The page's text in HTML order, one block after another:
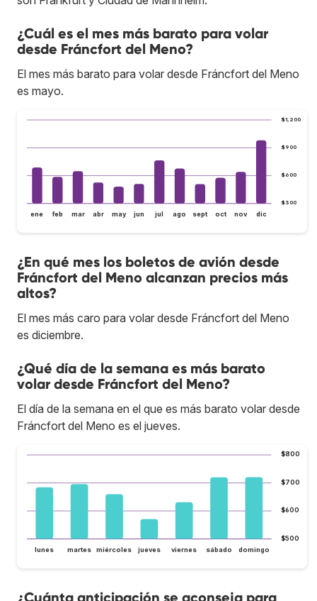
¿Cuál es el mes más barato para volar
desde Fráncfort del Meno?
El mes más barato para volar desde Fráncfort del Meno
es mayo.
$300
$600
$900
$1,200
ene feb mar abr may jun jul ago sept oct nov dic
¿En qué mes los boletos de avión desde
Fráncfort del Meno alcanzan precios más
altos?
El mes más caro para volar desde Fráncfort del Meno
es diciembre.
¿Qué día de la semana es más barato
volar desde Fráncfort del Meno?
El día de la semana en el que es más barato volar desde
Fráncfort del Meno es el jueves.
$500
$600
$700
$800
lunes martes miércoles jueves viernes sábado domingo
¿Cuánta anticipación se aconseja para